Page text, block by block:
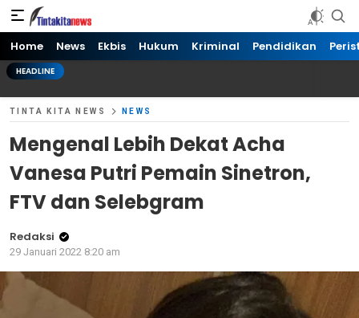
Tinta kita News
Informasi Terkini
Home News Ekbis Hukum Kriminal Pendidikan
HEADLINE
TINTA KITA NEWS NEWS
Mengenal Lebih Dekat Acha
Vanesa Putri Pemain Sinetron,
FTV dan Selebgram
Redaksi
29 Januari 2022 8:20 am